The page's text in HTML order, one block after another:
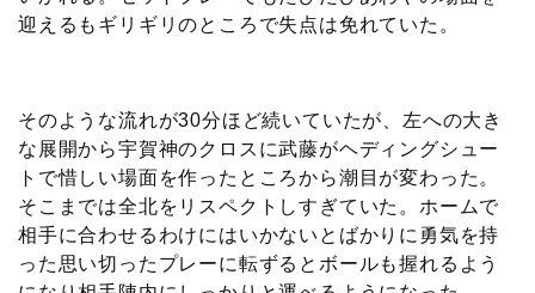
迎えるもギリギリのところで失点は免れていた。
そのような流れが30分ほど続いていたが、左への大き
な展開から宇賀神のクロスに武藤がヘディングシュー
トで惜しい場面を作ったところから潮目が変わった。
そこまでは全北をリスペクトしすぎていた。ホームで
相手に合わせるわけにはいかないとばかりに勇気を持
った思い切ったプレーに転ずるとボールも握れるよう